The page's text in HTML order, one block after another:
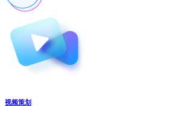
视频策划